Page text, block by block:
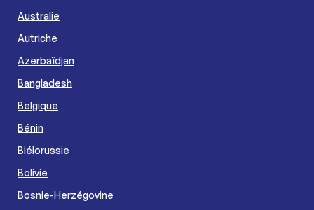
Australie
Autriche
Azerbaïdjan
Bangladesh
Belgique
Bénin
Biélorussie
Bolivie
Bosnie-Herzégovine